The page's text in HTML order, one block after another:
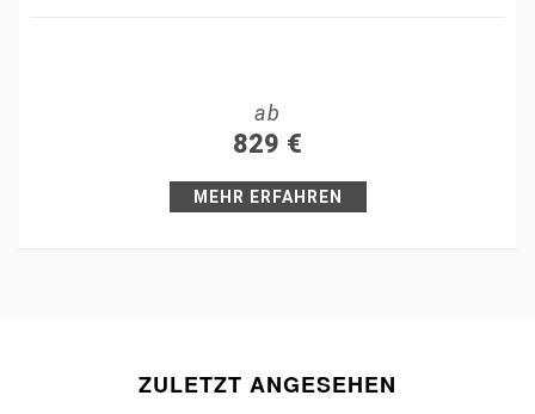
ab
829 €
MEHR ERFAHREN
ZULETZT ANGESEHEN